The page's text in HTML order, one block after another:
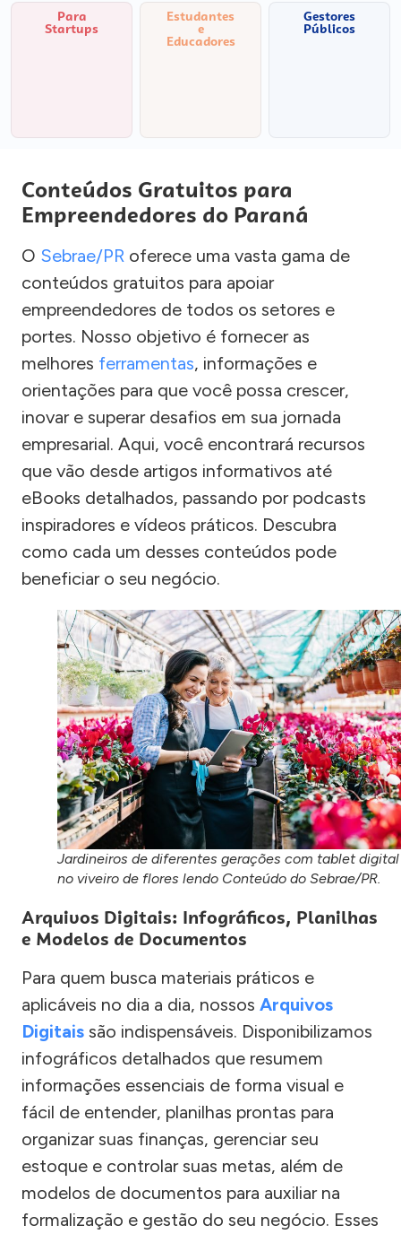
Para
Startups
Estudantes
e
Educadores
Gestores
Públicos
Conteúdos Gratuitos para
Empreendedores do Paraná
O Sebrae/PR oferece uma vasta gama de
conteúdos gratuitos para apoiar
empreendedores de todos os setores e
portes. Nosso objetivo é fornecer as
melhores ferramentas, informações e
orientações para que você possa crescer,
inovar e superar desafios em sua jornada
empresarial. Aqui, você encontrará recursos
que vão desde artigos informativos até
eBooks detalhados, passando por podcasts
inspiradores e vídeos práticos. Descubra
como cada um desses conteúdos pode
beneficiar o seu negócio.
Jardineiros de diferentes gerações com tablet digital
no viveiro de flores lendo Conteúdo do Sebrae/PR.
Arquivos Digitais: Infográficos, Planilhas
e Modelos de Documentos
Para quem busca materiais práticos e
aplicáveis no dia a dia, nossos Arquivos
Digitais são indispensáveis. Disponibilizamos
infográficos detalhados que resumem
informações essenciais de forma visual e
fácil de entender, planilhas prontas para
organizar suas finanças, gerenciar seu
estoque e controlar suas metas, além de
modelos de documentos para auxiliar na
formalização e gestão do seu negócio. Esses